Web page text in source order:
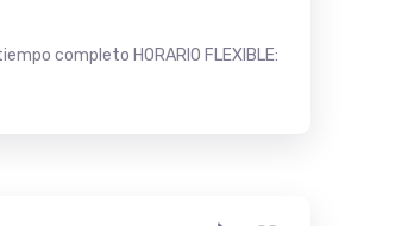
completo HORARIO FLEXIBLE: